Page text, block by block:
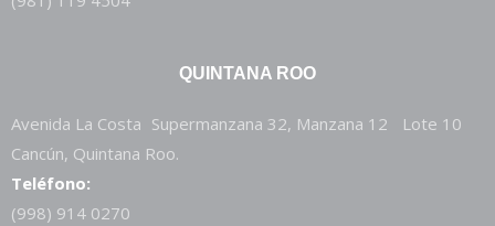
QUINTANA ROO
Avenida La Costa Supermanzana 32, Manzana 12 Lote 10
Cancún, Quintana Roo.
Teléfono:
(998) 914 0270